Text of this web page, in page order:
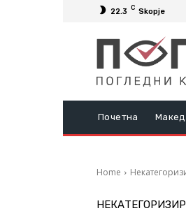
22.3 C Skopje
Почетна
Home